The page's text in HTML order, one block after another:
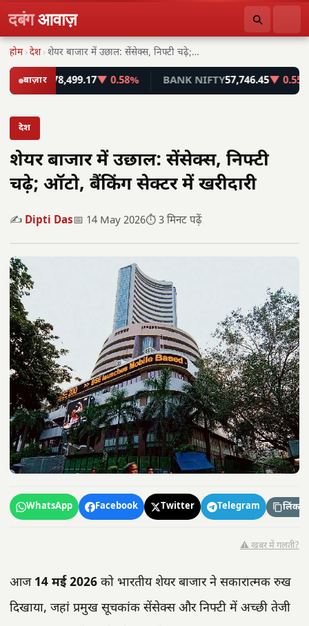
दबंगआवाज़
होम ›देश › शेयर बाजार में उछाल: सेंसेक्स, निफ्टी चढ़े; ऑटो,…
बाज़ार
78,499.17▼ 0.58% BANK NIFTY 57,746.45▼ 0.55%
देश
शेयर बाजार में उछाल: सेंसेक्स, निफ्टी
चढ़े; ऑटो, बैंकिंग सेक्टर में खरीदारी
✍️ Dipti Das📅 14 May 2026⏱️ 3 मिनट पढ़ें
WhatsApp Facebook Twitter Telegram लिंक
⚠️ खबर में गलती?
आज 14 मई 2026 को भारतीय शेयर बाजार ने सकारात्मक रुख
दिखाया, जहां प्रमुख सूचकांक सेंसेक्स और निफ्टी में अच्छी तेजी